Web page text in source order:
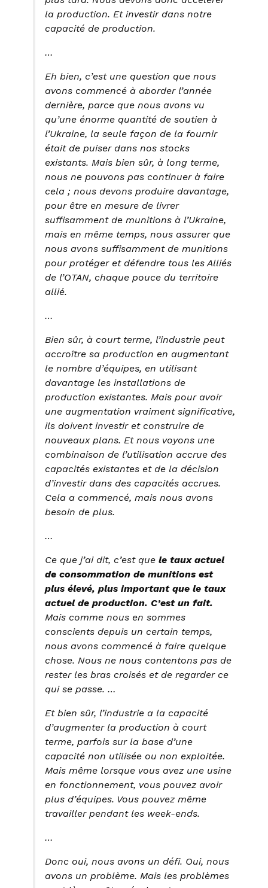
la production. Et investir dans notre
capacité de production.
…
Eh bien, c’est une question que nous
avons commencé à aborder l’année
dernière, parce que nous avons vu
qu’une énorme quantité de soutien à
l’Ukraine, la seule façon de la fournir
était de puiser dans nos stocks
existants. Mais bien sûr, à long terme,
nous ne pouvons pas continuer à faire
cela ; nous devons produire davantage,
pour être en mesure de livrer
suffisamment de munitions à l’Ukraine,
mais en même temps, nous assurer que
nous avons suffisamment de munitions
pour protéger et défendre tous les Alliés
de l’OTAN, chaque pouce du territoire
allié.
…
Bien sûr, à court terme, l’industrie peut
accroître sa production en augmentant
le nombre d’équipes, en utilisant
davantage les installations de
production existantes. Mais pour avoir
une augmentation vraiment significative,
ils doivent investir et construire de
nouveaux plans. Et nous voyons une
combinaison de l’utilisation accrue des
capacités existantes et de la décision
d’investir dans des capacités accrues.
Cela a commencé, mais nous avons
besoin de plus.
…
Ce que j’ai dit, c’est que le taux actuel
de consommation de munitions est
plus élevé, plus important que le taux
actuel de production. C’est un fait.
Mais comme nous en sommes
conscients depuis un certain temps,
nous avons commencé à faire quelque
chose. Nous ne nous contentons pas de
rester les bras croisés et de regarder ce
qui se passe. …
Et bien sûr, l’industrie a la capacité
d’augmenter la production à court
terme, parfois sur la base d’une
capacité non utilisée ou non exploitée.
Mais même lorsque vous avez une usine
en fonctionnement, vous pouvez avoir
plus d’équipes. Vous pouvez même
travailler pendant les week-ends.
…
Donc oui, nous avons un défi. Oui, nous
avons un problème. Mais les problèmes